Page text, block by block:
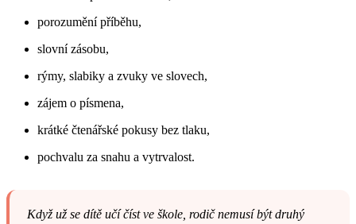
porozumění příběhu,
slovní zásobu,
rýmy, slabiky a zvuky ve slovech,
zájem o písmena,
krátké čtenářské pokusy bez tlaku,
pochvalu za snahu a vytrvalost.
Když už se dítě učí číst ve škole, rodič nemusí být druhý